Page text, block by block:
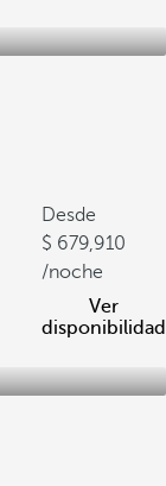
Desde
679,910
/noche
Ver
disponibilidad